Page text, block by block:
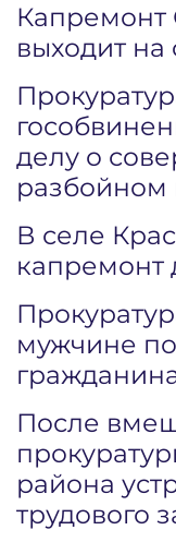
Капремонт
выходит
делу о
разбойном
В селе
капремонт
мужчине
После
района
трудового